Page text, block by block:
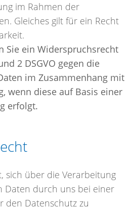
im Rahmen der
Gleiches gilt für ein Recht
Sie ein Widerspruchsrecht
2 DSGVO gegen die
im Zusammenhang mit
wenn diese auf Basis einer
erfolgt.
sich über die Verarbeitung
Daten durch uns bei einer
den Datenschutz zu